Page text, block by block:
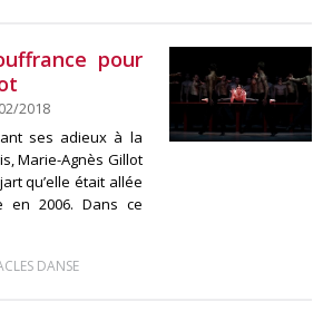
pour
2018
ses adieux à la
Marie-Agnès Gillot
qu’elle était allée
en 2006. Dans ce
DANSE